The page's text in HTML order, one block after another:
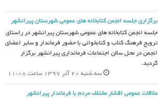
برگزاری جلسه انجمن کتابخانه های عمومی شهرستان پیرانشهر
جلسه انجمن کتابخانه های عمومی شهرستان پیرانشهر در راستای
ترویج فرهنگ کتاب و کتابخوانی با حضور فرماندار و سایر اعضای
انجمن در محل سالن اجتماعات فرمانداری پیرانشهر برگزار
گردید.
سه شنبه 20 آذر 1397 ساعت 11:08
ملاقات عمومی اقشار مختلف مردم با فرماندار پیرانشهر